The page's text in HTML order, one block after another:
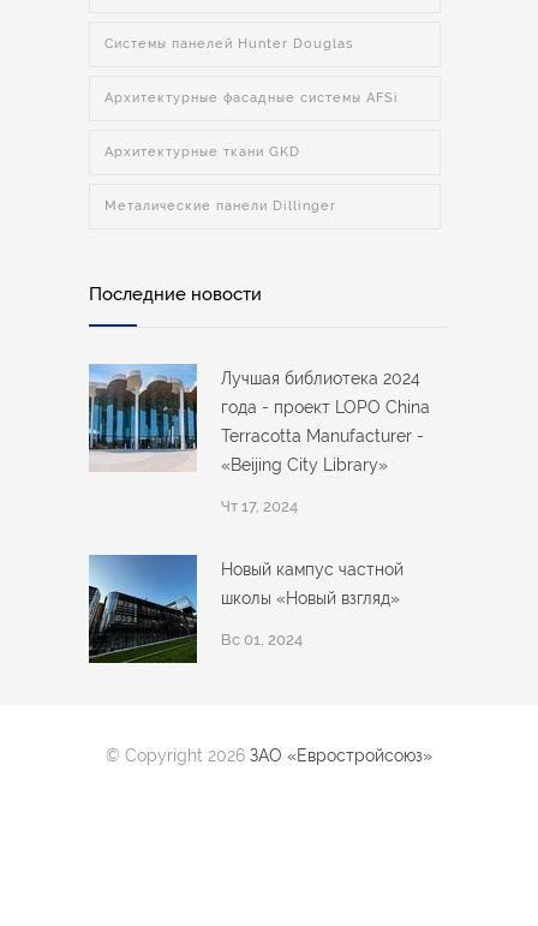
Системы панелей Hunter Douglas
Архитектурные фасадные системы AFSi
Архитектурные ткани GKD
Металические панели Dillinger
Последние новости
Лучшая библиотека 2024
года - проект LOPO China
Terracotta Manufacturer -
«Beijing City Library»
Чт 17, 2024
Новый кампус частной
школы «Новый взгляд»
Вс 01, 2024
© Copyright 2026 ЗАО «Евростройсоюз»